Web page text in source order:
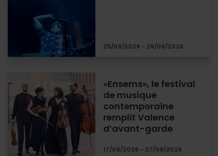
25/09/2026 - 26/09/2026
«Ensems», le festival
de musique
contemporaine
remplit Valence
d’avant-garde
17/09/2026 - 27/09/2026